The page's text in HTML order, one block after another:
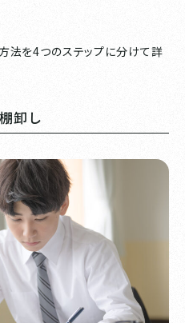
法を4つのステップに分けて詳
卸し